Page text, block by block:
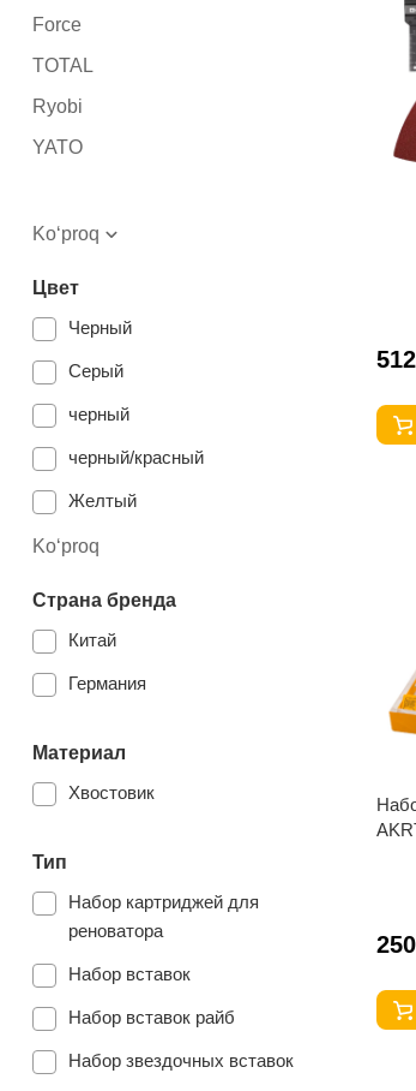
Force
TOTAL
Ryobi
YATO
Ko‘proq
Цвет
Черный
Серый
черный
черный/красный
Желтый
желтый
Ko‘proq
Страна бренда
Китай
Германия
Материал
Хвостовик
Тип
Набор картриджей для
реноватора
Набор вставок
Набор вставок райб
Набор звездочных вставок